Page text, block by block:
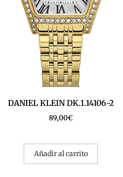
DANIEL KLEIN DK.1.14106-2
89,00€
Añadir al carrito